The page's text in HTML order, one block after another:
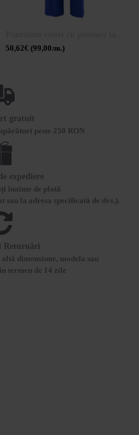
50,62€ (99,00лв.)
gratuit
peste 250 RON
expediere
înainte de plată
la adresa specificată de dvs.).
Returnări
dimensiune, modela sau
termen de 14 zile